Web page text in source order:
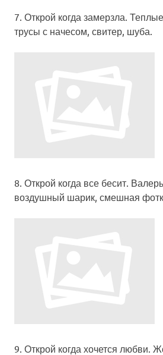
7. Открой когда замерзла.
трусы с начесом, свитер, шуба.
8. Открой когда все бесит .
воздушный шарик, смешная
9. Открой когда хочется любви .